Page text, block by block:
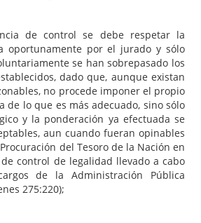
de control se debe respetar la
oportunamente por el jurado y sólo
se han sobrepasado los
dado que, aunque existan
no procede imponer el propio
de lo que es más adecuado, sino sólo
y la ponderación ya efectuada se
aun cuando fueran opinables
del Tesoro de la Nación en
control de legalidad llevado a cabo
de la Administración Pública
275:220);